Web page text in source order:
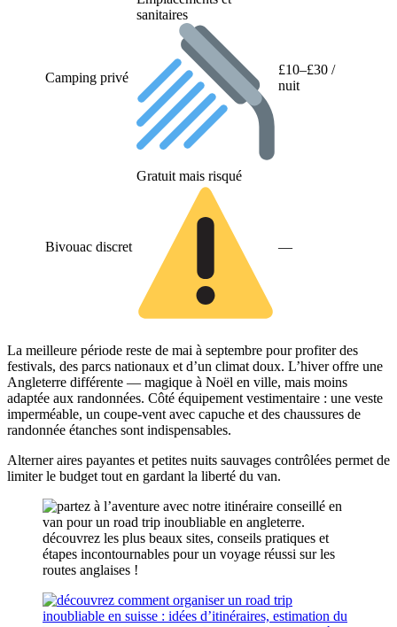
Camping privé
sanitaires
£10–£30 /
nuit
Bivouac discret
Gratuit mais risqué
—
La meilleure période reste de mai à septembre pour profiter des
festivals, des parcs nationaux et d’un climat doux. L’hiver offre une
Angleterre différente — magique à Noël en ville, mais moins
adaptée aux randonnées. Côté équipement vestimentaire : une veste
imperméable, un coupe‑vent avec capuche et des chaussures de
randonnée étanches sont indispensables.
Alterner aires payantes et petites nuits sauvages contrôlées permet de
limiter le budget tout en gardant la liberté du van.